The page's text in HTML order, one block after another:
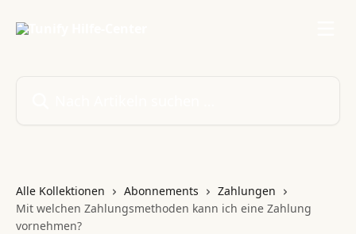
Alle Kollektionen Abonnements
Zahlungen
Mit welchen Zahlungsmethoden kann ich eine Zahlung
vornehmen?